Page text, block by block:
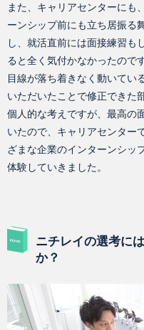
また、キャリアセンターにも
ーンシップ前にも立ち居振る
し、就活直前には面接練習も
ると全く気付かなかったので
目線が落ち着きなく動いてい
いただいたことで修正できた
個人的な考えですが、最高の
いたので、キャリアセンター
ざまな企業のインターンシッ
体験していきました。
ニチレイの選考に
か？